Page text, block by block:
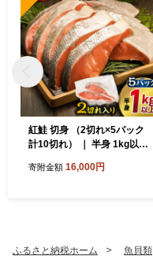
紅鮭 切身 （2切れ×5パック
計10切れ） ｜ 半身 1kg以上
分け ロシア産 切り身 厚切り
寄附金額 16,000円
ふるさと納税ホーム 魚貝類